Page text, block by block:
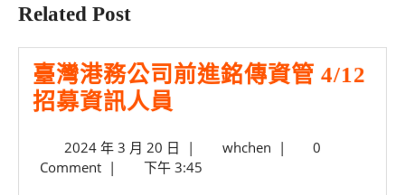
Related Post
臺灣港務公司前進銘傳資管 4/12
招募資訊人員
港
務
2024 年 3 月 20 日 2024
年
| whchenwhchen
|
0
Comment | 下午 3:45